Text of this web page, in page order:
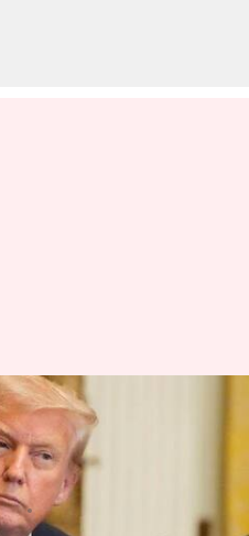
మరో
ట్రంప్‌..
07:48 pm